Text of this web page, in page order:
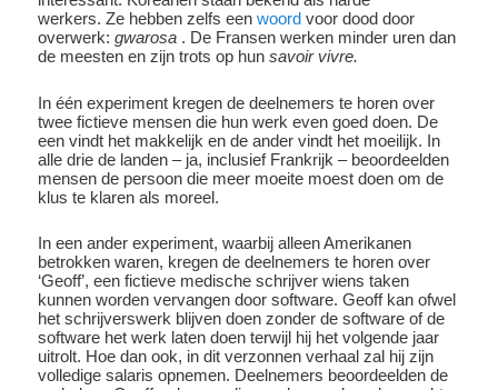
werkers. Ze hebben zelfs eenwoord voor dood door
overwerk:gwarosa . De Fransen werken minder uren dan
de meesten en zijn trots op hunsavoir vivre.
In één experiment kregen de deelnemers te horen over
twee fictieve mensen die hun werk even goed doen. De
een vindt het makkelijk en de ander vindt het moeilijk. In
alle drie de landen – ja, inclusief Frankrijk – beoordeelden
mensen de persoon die meer moeite moest doen om de
klus te klaren als moreel.
In een ander experiment, waarbij alleen Amerikanen
betrokken waren, kregen de deelnemers te horen over
‘Geoff’, een fictieve medische schrijver wiens taken
kunnen worden vervangen door software. Geoff kan ofwel
het schrijverswerk blijven doen zonder de software of de
software het werk laten doen terwijl hij het volgende jaar
uitrolt. Hoe dan ook, in dit verzonnen verhaal zal hij zijn
volledige salaris opnemen. Deelnemers beoordeelden de